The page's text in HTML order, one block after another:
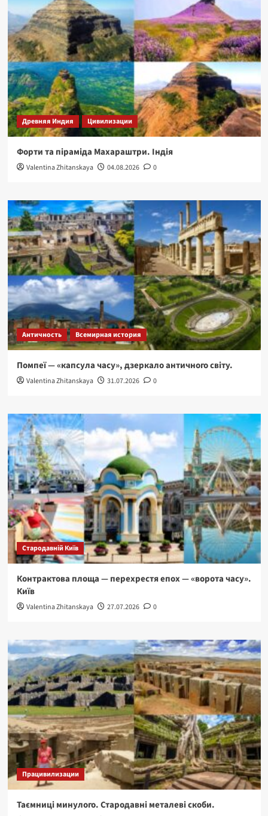
Древняя Индия Цивилизации
Форти та піраміда Махараштри. Індія
Valentina Zhitanskaya 04.08.2026 0
Античность Всемирная история
Помпеї — «капсула часу», дзеркало античного світу.
Valentina Zhitanskaya 31.07.2026 0
Стародавній Київ
Контрактова площа — перехрестя епох — «ворота часу».
Київ
Valentina Zhitanskaya 27.07.2026 0
Працивилизации
Таємниці минулого. Стародавні металеві скоби.